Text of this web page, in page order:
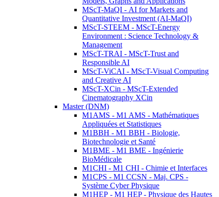
MScT-MaQI - AI for Markets and
Quantitative Investment (AI-MaQI)
MScT-STEEM - MScT-Energy
Environment : Science Technology &
Management
MScT-TRAI - MScT-Trust and
Responsible AI
MScT-ViCAI - MScT-Visual Computing
and Creative AI
MScT-XCin - MScT-Extended
Cinematography XCin
Master (DNM)
M1AMS - M1 AMS - Mathématiques
Appliquées et Statistiques
M1BBH - M1 BBH - Biologie,
Biotechnologie et Santé
M1BME - M1 BME - Ingénierie
BioMédicale
M1CHI - M1 CHI - Chimie et Interfaces
M1CPS - M1 CCSN - Maj. CPS -
Système Cyber Physique
M1HEP - M1 HEP - Physique des Hautes